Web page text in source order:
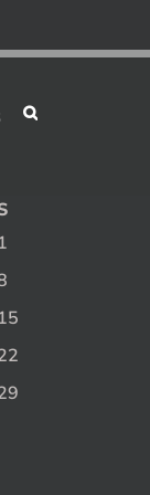
1
15